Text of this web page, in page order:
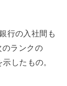
行の入社間も
のランクの
したもの。